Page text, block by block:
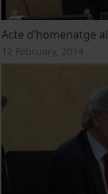
Acte d’homenatge
12 February, 2014